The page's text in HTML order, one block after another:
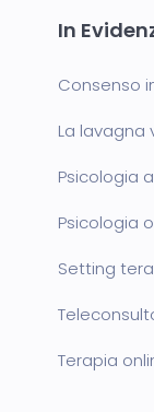
In
Consenso
La lavagna
Psicologia
Psicologia
Setting
Terapia